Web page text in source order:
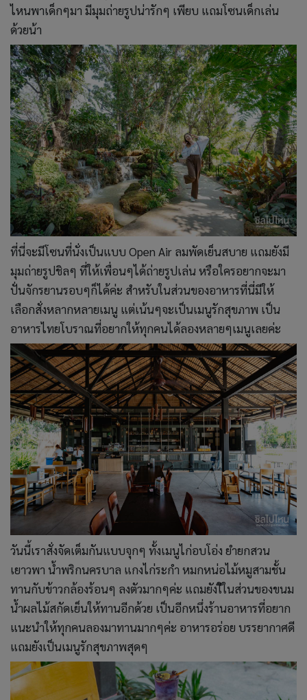
ไหนพาเด็กๆมา มีมุมถ่ายรูปน่ารักๆ เพียบ แถมโซนเด็กเล่น
ด้วยน้า
ที่นี่จะมีโซนที่นั่งเป็นแบบ Open Air ลมพัดเย็นสบาย แถมยังมี
มุมถ่ายรูปชิลๆ ที่ให้เพื่อนๆได้ถ่ายรูปเล่น หรือใครอยากจะมา
ปั่นจักรยานรอบๆก็ได้ค่ะ สำหรับในส่วนของอาหารที่นี่มีให้
เลือกสั่งหลากหลายเมนู แต่เน้นๆจะเป็นเมนูรักสุขภาพ เป็น
อาหารไทยโบราณที่อยากให้ทุกคนได้ลองหลายๆเมนูเลยค่ะ
วันนี้เราสั่งจัดเต็มกันแบบจุกๆ ทั้งเมนูไก่อบโอ่ง ยำยกสวน
เยาวพา น้ำพริกนครบาล แกงไก่ระกำ หมกหน่อไม้หมูสามชั้น
ทานกับข้าวกล้องร้อนๆ ลงตัวมากๆค่ะ แถมยังใีในส่วนของขนม
น้ำผลไม้สกัดเย็นให้ทานอีกด้วย เป็นอีกหนึ่งร้านอาหารที่อยาก
แนะนำให้ทุกคนลองมาทานมากๆค่ะ อาหารอร่อย บรรยากาศดี
แถมยังเป็นเมนูรักสุขภาพสุดๆ